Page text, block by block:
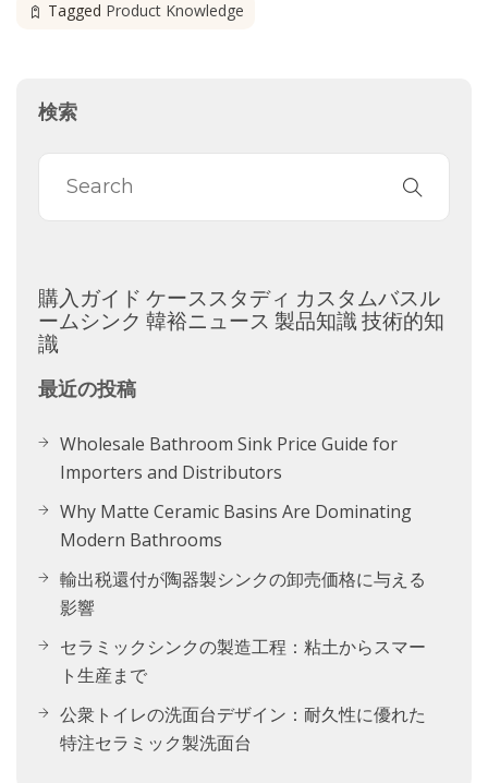
Tagged Product Knowledge
検索
購入ガイド ケーススタディ カスタムバスル
ームシンク 韓裕ニュース 製品知識 技術的知
識
最近の投稿
Wholesale Bathroom Sink Price Guide for
Importers and Distributors
Why Matte Ceramic Basins Are Dominating
Modern Bathrooms
輸出税還付が陶器製シンクの卸売価格に与える
影響
セラミックシンクの製造工程：粘土からスマー
ト生産まで
公衆トイレの洗面台デザイン：耐久性に優れた
特注セラミック製洗面台